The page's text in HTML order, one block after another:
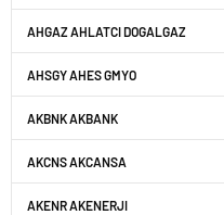
AHGAZ AHLATCI DOGALGAZ
AHSGY AHES GMYO
AKBNK AKBANK
AKCNS AKCANSA
AKENR AKENERJI